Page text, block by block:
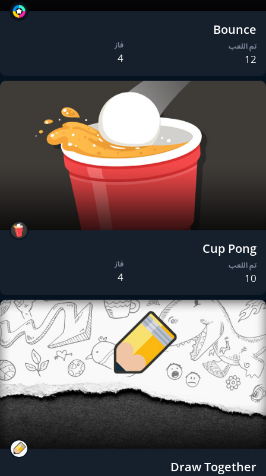
Bounce
تم اللعب
12
فاز
4
Cup Pong
تم اللعب
10
فاز
4
Draw Together